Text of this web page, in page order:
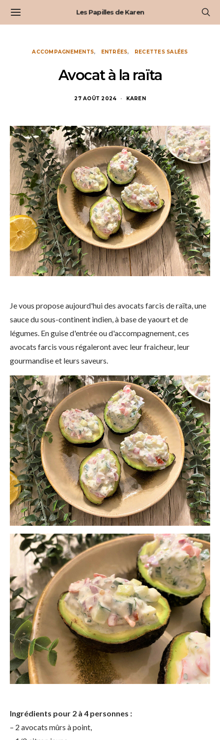
Les Papilles de Karen
ACCOMPAGNEMENTS ENTRÉES RECETTES SALÉES
Avocat à la raïta
27 AOÛT 2024 KAREN
Je vous propose aujourd'hui des avocats farcis de raïta, une
sauce du sous-continent indien, à base de yaourt et de
légumes. En guise d'entrée ou d'accompagnement, ces
avocats farcis vous régaleront avec leur fraicheur, leur
gourmandise et leurs saveurs.
Ingrédients pour 2 à 4 personnes :
– 2 avocats mûrs à point,